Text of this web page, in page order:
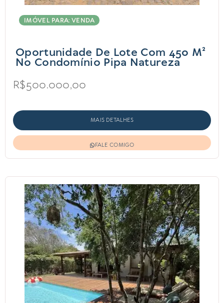
IMÓVEL PARA: VENDA
Oportunidade De Lote Com 450 M²
No Condomínio Pipa Natureza
R$500.000,00
MAIS DETALHES
FALE COMIGO